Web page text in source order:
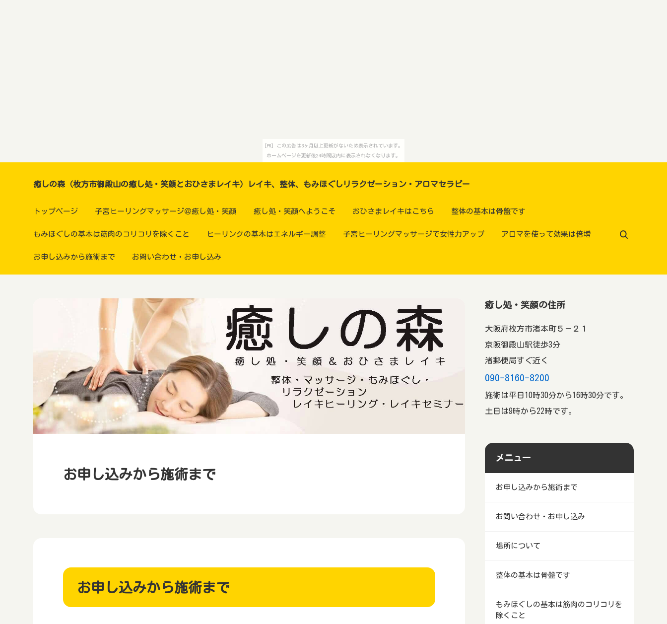
[PR] この広告は3ヶ月以上更新がないため表示されています。
ホームページを更新後24時間以内に表示されなくなります。
癒しの森（枚方市御殿山の癒し処・笑顔とおひさまレイキ）レイキ、整体、もみほぐしリラクゼーション・アロマセラピー
トップページ 子宮ヒーリングマッサージ＠癒し処・笑顔 癒し処・笑顔へようこそ おひさまレイキはこちら 整体の基本は骨盤です
もみほぐしの基本は筋肉のコリコリを除くこと ヒーリングの基本はエネルギー調整 子宮ヒーリングマッサージで女性力アップ アロマを使って効果は倍増
お申し込みから施術まで お問い合わせ・お申し込み
お申し込みから施術まで
お申し込みから施術まで
癒し処・笑顔の住所
大阪府枚方市渚本町５－２１
京阪御殿山駅徒歩3分
渚郵便局すぐ近く
090-8160-8200
施術は平日10時30分から16時30分です。
土日は9時から22時です。
メニュー
お申し込みから施術まで
お問い合わせ・お申し込み
場所について
整体の基本は骨盤です
もみほぐしの基本は筋肉のコリコリを
除くこと